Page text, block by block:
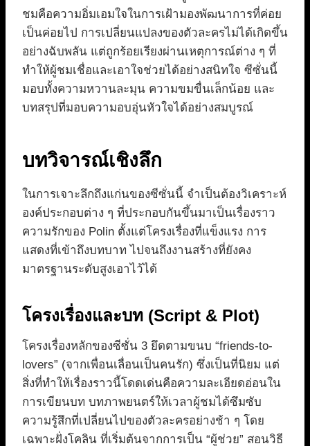
ชมคือความอิ่มเอมใจในการเฝ้ามองพัฒนาการที่ค่อย
เป็นค่อยไป การเปลี่ยนแปลงของตัวละครไม่ได้เกิดขึ้น
อย่างฉับพลัน แต่ถูกร้อยเรียงผ่านเหตุการณ์ต่าง ๆ ที่
ทำให้ผู้ชมเชื่อและเอาใจช่วยได้อย่างสนิทใจ ซีซั่นนี้
มอบทั้งความหวานละมุน ความขมขื่นเล็กน้อย และ
บทสรุปที่มอบความอบอุ่นหัวใจได้อย่างสมบูรณ์
บทวิจารณ์เชิงลึก
ในการเจาะลึกถึงแก่นของซีซั่นนี้ จำเป็นต้องวิเคราะห์
องค์ประกอบต่าง ๆ ที่ประกอบกันขึ้นมาเป็นเรื่องราว
ความรักของ Polin ตั้งแต่โครงเรื่องที่แข็งแรง การ
แสดงที่เข้าถึงบทบาท ไปจนถึงงานสร้างที่ยังคง
มาตรฐานระดับสูงเอาไว้ได้
โครงเรื่องและบท (Script & Plot)
โครงเรื่องหลักของซีซั่น 3 ยึดตามขนบ “friends-to-
lovers” (จากเพื่อนเลื่อนเป็นคนรัก) ซึ่งเป็นที่นิยม แต่
สิ่งที่ทำให้เรื่องราวนี้โดดเด่นคือความละเอียดอ่อนใน
การเขียนบท บทภาพยนตร์ให้เวลาผู้ชมได้ซึมซับ
ความรู้สึกที่เปลี่ยนไปของตัวละครอย่างช้า ๆ โดย
เฉพาะฝั่งโคลิน ที่เริ่มต้นจากการเป็น “ผู้ช่วย” สอนวิธี